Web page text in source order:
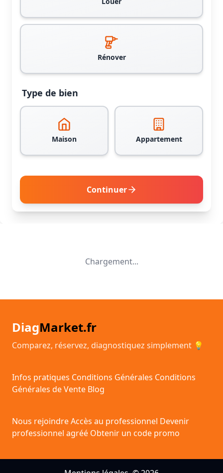
Rénover
Type de bien
Maison Appartement
Continuer
Chargement...
DiagMarket.fr
Comparez, réservez, diagnostiquez simplement 💡
Infos pratiques Conditions Générales Conditions
Générales de Vente Blog
Nous rejoindreAccès au professionnel Devenir
professionnel agréé Obtenir un code promo